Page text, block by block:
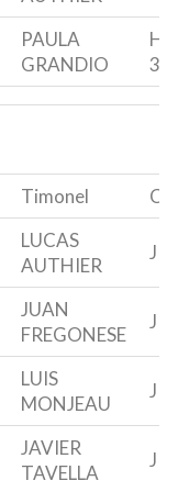
PAULA
GRANDIO
310
Timonel
LUCAS
AUTHIER
J 70
JUAN
FREGONESE
J 70
LUIS
MONJEAU
J 70
JAVIER
TAVELLA
J 70